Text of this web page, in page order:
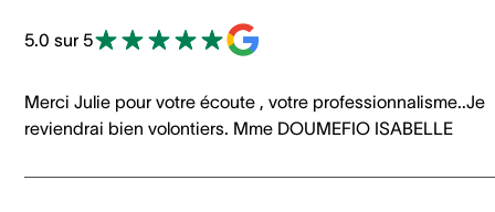
5.0 sur 5
Merci Julie pour votre écoute , votre professionnalisme..Je
reviendrai bien volontiers. Mme DOUMEFIO ISABELLE